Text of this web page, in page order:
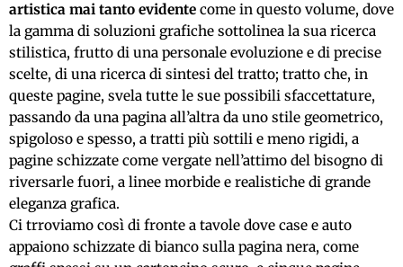
artistica mai tanto evidente come in questo volume, dove
la gamma di soluzioni grafiche sottolinea la sua ricerca
stilistica, frutto di una personale evoluzione e di precise
scelte, di una ricerca di sintesi del tratto; tratto che, in
queste pagine, svela tutte le sue possibili sfaccettature,
passando da una pagina all’altra da uno stile geometrico,
spigoloso e spesso, a tratti più sottili e meno rigidi, a
pagine schizzate come vergate nell’attimo del bisogno di
riversarle fuori, a linee morbide e realistiche di grande
eleganza grafica.
Ci trroviamo così di fronte a tavole dove case e auto
appaiono schizzate di bianco sulla pagina nera, come